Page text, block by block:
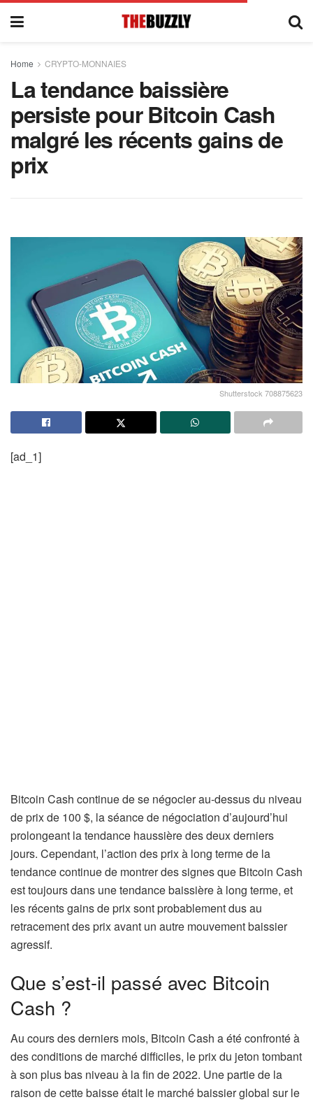
Home CRYPTO-MONNAIES
La tendance baissière
persiste pour Bitcoin Cash
malgré les récents gains de
prix
Shutterstock 708875623
[ad_1]
Bitcoin Cash continue de se négocier au-dessus du niveau
de prix de 100 $, la séance de négociation d’aujourd’hui
prolongeant la tendance haussière des deux derniers
jours. Cependant, l’action des prix à long terme de la
tendance continue de montrer des signes que Bitcoin Cash
est toujours dans une tendance baissière à long terme, et
les récents gains de prix sont probablement dus au
retracement des prix avant un autre mouvement baissier
agressif.
Que s’est-il passé avec Bitcoin
Cash ?
Au cours des derniers mois, Bitcoin Cash a été confronté à
des conditions de marché difficiles, le prix du jeton tombant
à son plus bas niveau à la fin de 2022. Une partie de la
raison de cette baisse était le marché baissier global sur le